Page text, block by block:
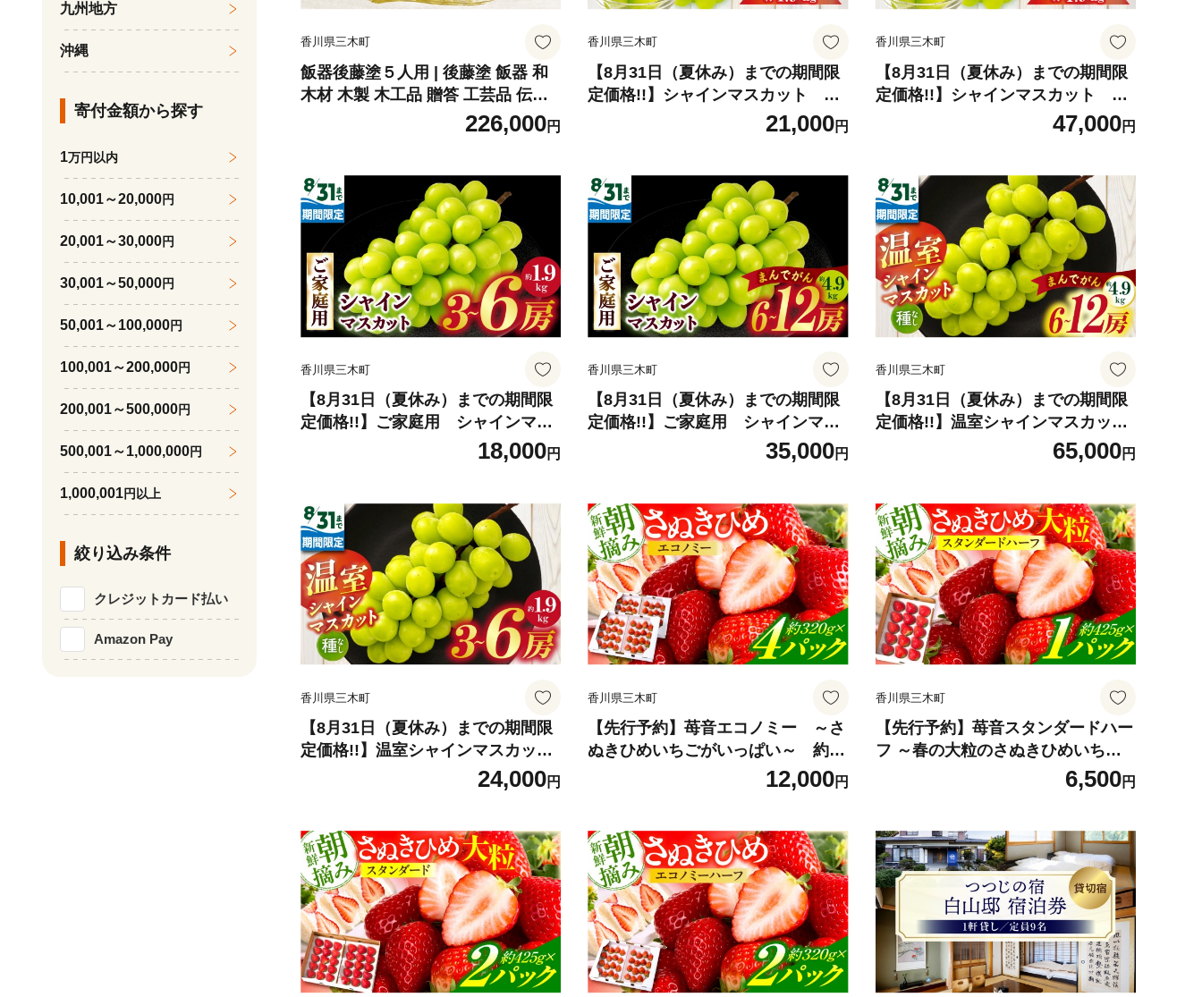
香川県三木町
飯器後藤塗５人用 | 後藤塗 飯器 和
木材 木製 木工品 贈答 工芸品 伝統
漆器山富 香川県 三木町 |_mk034-0
226,000円
香川県三木町
【8月31日（夏休み）までの期間限
定価格!!】シャインマスカット 約
1.9kg | シャインマスカット マスカ
ット ぶどう ブドウ 葡萄 果物 フル
ギフト お裾分け 旬 人気 種なし 皮
ごと食べられる ジューシー 糖度が
高い 先行受付 先行予約 季節限定 お
すすめ 旬の果物 香川 香川県 三木町
|_ mk006-127
21,000円
香川県三木町
【8月31日（夏休み）までの期間限
定価格!!】シャインマスカット ま
んでがん 約4.9kg | シャインマス
カット マスカット ぶどう ブドウ 葡
だもの 国産 ギフト お裾分け 旬 人
気 種なし 皮ごと食べられる ジュー
シー 糖度が高い 先行受付 先行予約
季節限定 おすすめ 旬の果物 香川 香
川県 三木町 |_mk006-128
47,000円
香川県三木町
【8月31日（夏休み）までの期間限
定価格!!】ご家庭用 シャインマス
カット 約1.9kg | シャインマスカ
ット マスカット ぶどう ブドウ 葡萄
の 国産 ギフト お裾分け 旬 人気 種
なし 皮ごと食べられる ジューシー
糖度が高い 先行受付 先行予約 季節
限定 おすすめ 旬の果物 香川 香川県
三木町 訳あり ご家庭用 |_mk006-1
29
18,000円
香川県三木町
【8月31日（夏休み）までの期間限
定価格!!】ご家庭用 シャインマス
カット まんでがん 約4.9kg | シ
ャインマスカット マスカット ぶど
限定 新鮮 くだもの 国産 ギフト お
裾分け 旬 人気 種なし 皮ごと食べら
れる ジューシー 糖度が高い 先行受
付 先行予約 季節限定 おすすめ 旬の
果物 香川 香川県 三木町 訳あり ご
家庭用 |_mk006-130
35,000円
香川県三木町
【8月31日（夏休み）までの期間限
定価格!!】温室シャインマスカッ
ト まんでがん 約4.9kg| シャイン
マスカット マスカット ぶどう ブド
鮮 くだもの 国産 ギフト お裾分け
旬 人気 種なし 皮ごと食べられる ジ
ューシー 糖度が高い 先行受付 先行
予約 季節限定 おすすめ 旬の果物 香
川 香川県 三木町 |_mk006-132
65,000円
香川県三木町
【8月31日（夏休み）までの期間限
定価格!!】温室シャインマスカッ
ト 約1.9kg | シャインマスカット
マスカット ぶどう ブドウ 葡萄 果物
産 ギフト お裾分け 旬 人気 種なし
皮ごと食べられる ジューシー 糖度
が高い 先行受付 先行予約 季節限定
おすすめ 旬の果物 香川 香川県 三木
町 |_mk006-131
24,000円
香川県三木町
【先行予約】苺音エコノミー ～さ
ぬきひめいちごがいっぱい～ 約1,
280g | おすすめ 人気 果実 果肉 果
物 フルーツ デザート 贈り物 苺 さ
物 季節の果物 旬 季節 青果物 香川
県 三木町 |_mk137-001
12,000円
香川県三木町
【先行予約】苺音スタンダードハー
フ ～春の大粒のさぬきひめいちご
～ 約425g | スイーツ いちご イチゴ
ストロベリー さぬきひめ さぬき姫
ザート 青果物 おすすめ |_mk137-0
08
6,500円
九州地方
沖縄
寄付金額から探す
1万円以内
10,001～20,000円
20,001～30,000円
30,001～50,000円
50,001～100,000円
100,001～200,000円
200,001～500,000円
500,001～1,000,000円
1,000,001円以上
絞り込み条件
クレジットカード払い
Amazon Pay